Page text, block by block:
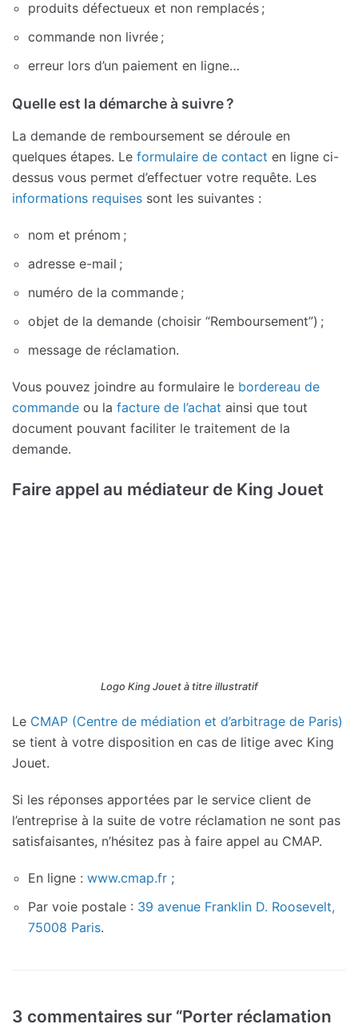
produits défectueux et non remplacés ;
commande non livrée ;
erreur lors d’un paiement en ligne…
Quelle est la démarche à suivre ?
La demande de remboursement se déroule en
quelques étapes. Le formulaire de contact en ligne ci-
dessus vous permet d’effectuer votre requête. Les
informations requises sont les suivantes :
nom et prénom ;
adresse e-mail ;
numéro de la commande ;
objet de la demande (choisir “Remboursement”) ;
message de réclamation.
Vous pouvez joindre au formulaire le bordereau de
commande ou la facture de l’achat ainsi que tout
document pouvant faciliter le traitement de la
demande.
Faire appel au médiateur de King Jouet
Logo King Jouet à titre illustratif
Le CMAP (Centre de médiation et d’arbitrage de Paris)
se tient à votre disposition en cas de litige avec King
Jouet.
Si les réponses apportées par le service client de
l’entreprise à la suite de votre réclamation ne sont pas
satisfaisantes, n’hésitez pas à faire appel au CMAP.
En ligne : www.cmap.fr ;
Par voie postale : 39 avenue Franklin D. Roosevelt,
75008 Paris.
3 commentaires sur “Porter réclamation